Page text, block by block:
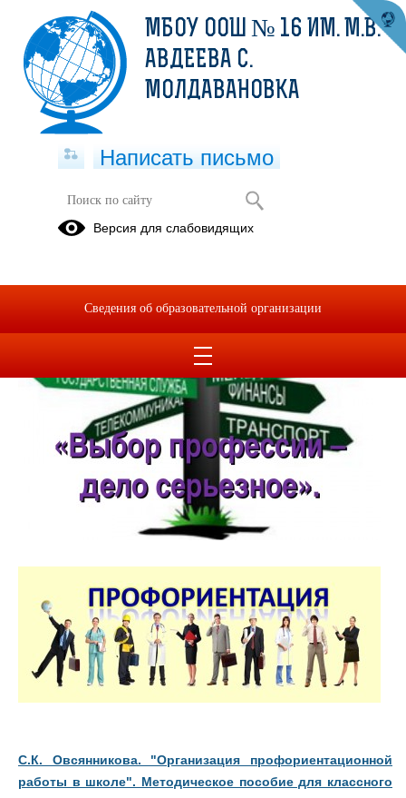
Профориентация
С.К. Овсянникова. "Организация профориентационной
работы в школе". Методическое пособие для классного
МБОУ ООШ № 16 ИМ. М.В.
АВДЕЕВА С.
МОЛДАВАНОВКА
Написать письмо
Версия для слабовидящих
Сведения об образовательной организации